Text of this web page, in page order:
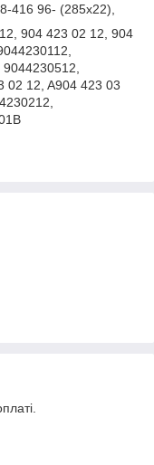
416 96- (285x22),
904 423 02 12, 904
02 12, A904 423 03